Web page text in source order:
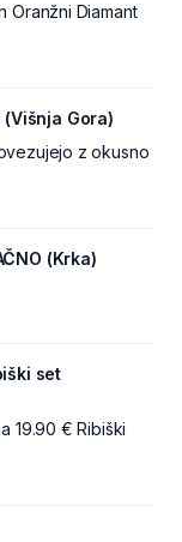
Oranžni Diamant
Gora)
z okusno
(Krka)
set
19.90 € Ribiški